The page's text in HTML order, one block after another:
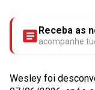
Receba as
acompanhe
Wesley foi